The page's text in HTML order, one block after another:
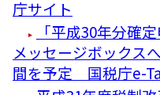
庁サイト
「平成30年分確
メッセージボックス
間を予定 国税庁e-